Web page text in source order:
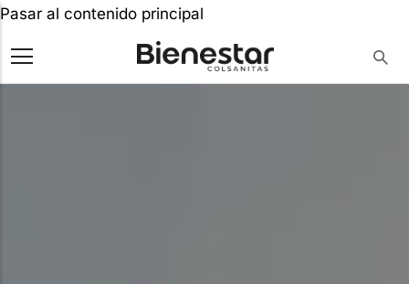
Pasar al contenido principal